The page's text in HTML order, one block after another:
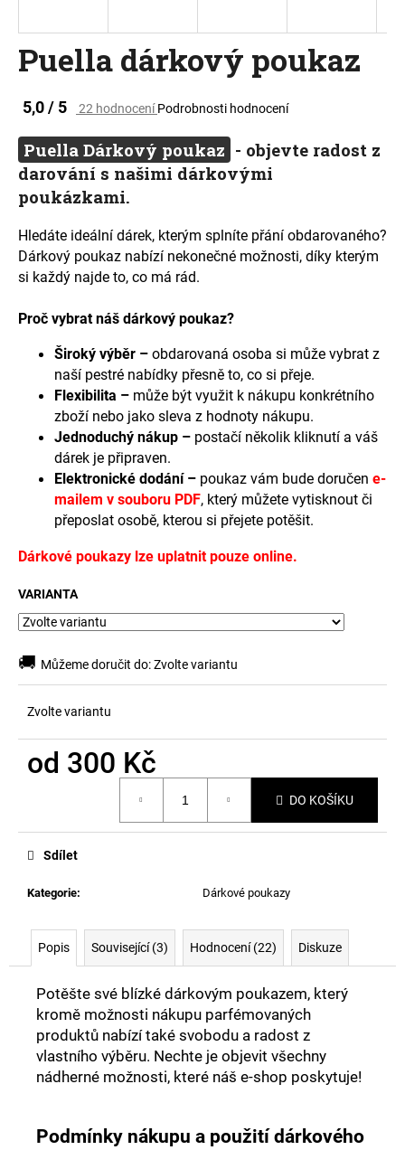
Puella dárkový poukaz
Průměrné
produktu
je
5,0
5
5,0 / 5 22 hodnocení Podrobnosti hodnocení
Puella Dárkový poukaz - objevte radost z
darování s našimi dárkovými
poukázkami.
Hledáte ideální dárek, kterým splníte přání obdarovaného?
Dárkový poukaz nabízí nekonečné možnosti, díky kterým
si každý najde to, co má rád.
Proč vybrat náš dárkový poukaz?
Široký výběr – obdarovaná osoba si může vybrat z
naší pestré nabídky přesně to, co si přeje.
Flexibilita – může být využit k nákupu konkrétního
zboží nebo jako sleva z hodnoty nákupu.
Jednoduchý nákup – postačí několik kliknutí a váš
dárek je připraven.
Elektronické dodání – poukaz vám bude doručen e-
mailem v souboru PDF, který můžete vytisknout či
přeposlat osobě, kterou si přejete potěšit.
Dárkové poukazy lze uplatnit pouze online.
VARIANTA
🚚 Můžeme doručit do:Zvolte variantu
Zvolte variantu
od 300 Kč
DO KOŠÍKU
Kategorie: Dárkové poukazy
Sdílet
Popis Související (3) Hodnocení (22) Diskuze
Potěšte své blízké dárkovým poukazem, který
kromě možnosti nákupu parfémovaných
produktů nabízí také svobodu a radost z
vlastního výběru. Nechte je objevit všechny
nádherné možnosti, které náš e-shop poskytuje!
Podmínky nákupu a použití dárkového
j
í
t
?
D
o
p